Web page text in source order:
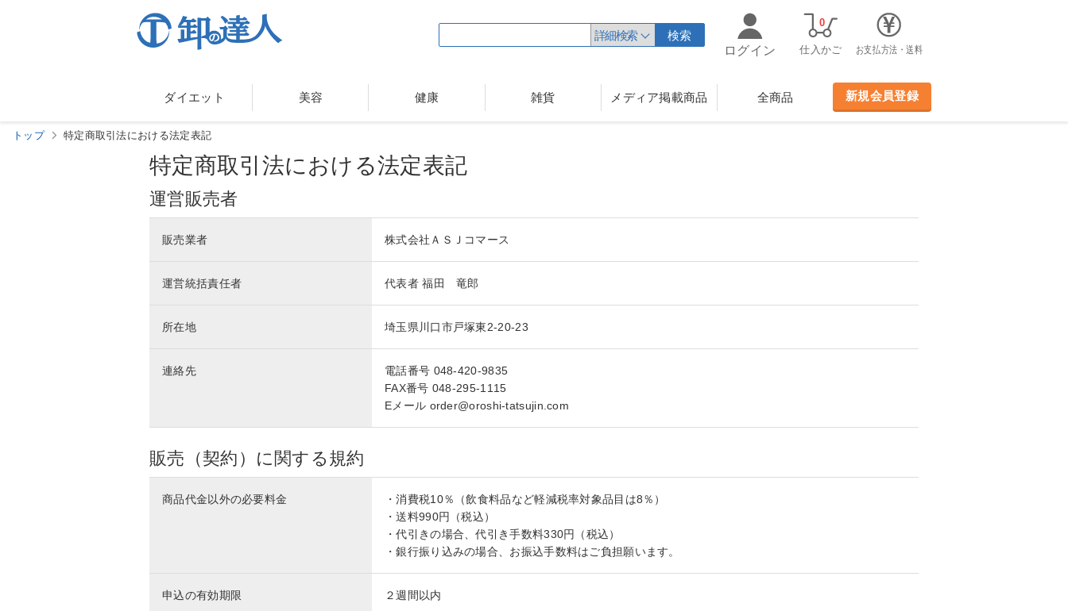
詳細検索
検索
ログイン
仕入かご
0
お支払方法・送料
ダイエット 美容 健康 雑貨 メディア掲載商品 全商品 新規会員登録
トップ 特定商取引法における法定表記
特定商取引法における法定表記
運営販売者
販売業者 株式会社ＡＳＪコマース
運営統括責任者 代表者 福田 竜郎
所在地 埼玉県川口市戸塚東2-20-23
連絡先
電話番号 048-420-9835
FAX番号 048-295-1115
Eメール order@oroshi-tatsujin.com
販売（契約）に関する規約
商品代金以外の必要料金
・消費税10％（飲食料品など軽減税率対象品目は8％）
・送料990円（税込）
・代引きの場合、代引き手数料330円（税込）
・銀行振り込みの場合、お振込手数料はご負担願います。
申込の有効期限 ２週間以内